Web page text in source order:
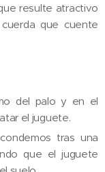
resulte atractivo
que cuente
del palo y en el
el juguete.
tras una
que el juguete